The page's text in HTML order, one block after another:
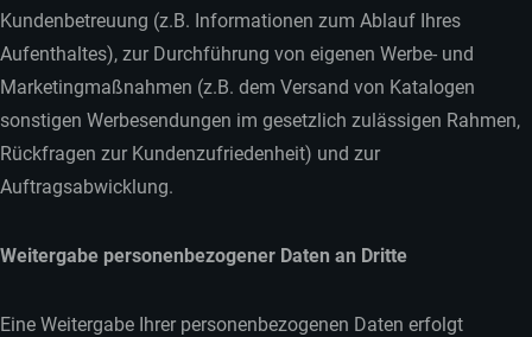
Kundenbetreuung (z.B. Informationen zum Ablauf Ihres
Aufenthaltes), zur Durchführung von eigenen Werbe- und
Marketingmaßnahmen (z.B. dem Versand von Katalogen
sonstigen Werbesendungen im gesetzlich zulässigen Rahmen,
Rückfragen zur Kundenzufriedenheit) und zur
Auftragsabwicklung.
Weitergabe personenbezogener Daten an Dritte
Eine Weitergabe Ihrer personenbezogenen Daten erfolgt